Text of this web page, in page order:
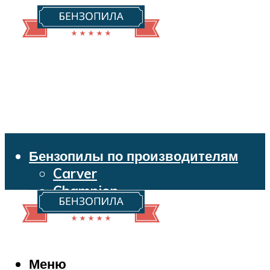
Бензопилы по производителям
Carver
Champion
Echo
Husqvarna
Makita
Меню